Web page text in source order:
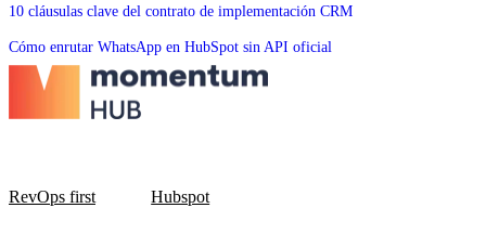
10 cláusulas clave del contrato de implementación CRM
Cómo enrutar WhatsApp en HubSpot sin API oficial
RevOps first Hubspot